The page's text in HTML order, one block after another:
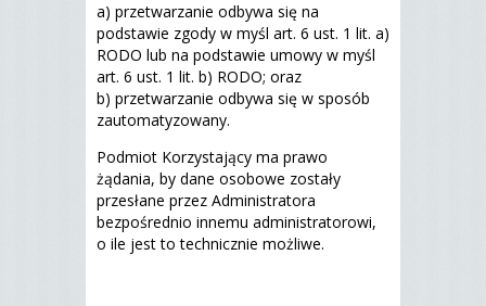
a) przetwarzanie odbywa się na
podstawie zgody w myśl art. 6 ust. 1 lit. a)
RODO lub na podstawie umowy w myśl
art. 6 ust. 1 lit. b) RODO; oraz
b) przetwarzanie odbywa się w sposób
zautomatyzowany.
Podmiot Korzystający ma prawo
żądania, by dane osobowe zostały
przesłane przez Administratora
bezpośrednio innemu administratorowi,
o ile jest to technicznie możliwe.